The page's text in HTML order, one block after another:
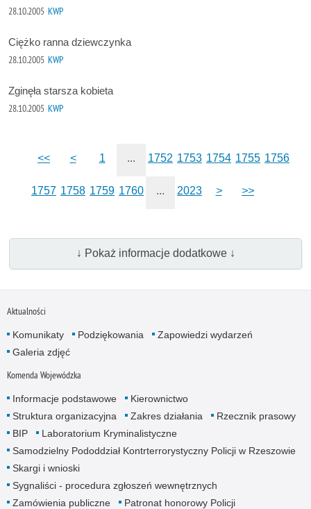
28.10.2005 KWP
Ciężko ranna dziewczynka
28.10.2005 KWP
Zginęła starsza kobieta
28.10.2005 KWP
<< < 1 ... 1752 1753 1754 1755 1756
1757 1758 1759 1760 ... 2023 > >>
↓ Pokaż informacje dodatkowe ↓
Aktualności
Komunikaty Podziękowania
Zapowiedzi wydarzeń
Galeria zdjęć
Komenda Wojewódzka
Informacje podstawowe
Kierownictwo
Struktura organizacyjna
Zakres działania
Rzecznik prasowy
BIP
Laboratorium Kryminalistyczne
Samodzielny Pododdział Kontrterrorystyczny Policji w Rzeszowie
Skargi i wnioski
Sygnaliści - procedura zgłoszeń wewnętrznych
Zamówienia publiczne
Patronat honorowy Policji